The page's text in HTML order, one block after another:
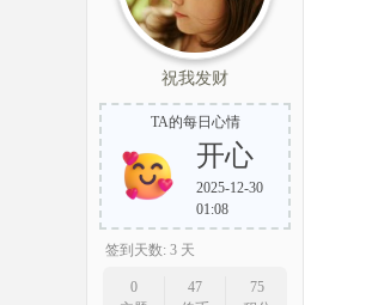
祝我发财
TA的每日心情
开心
2025-12-30
01:08
签到天数: 3 天
0
47
75